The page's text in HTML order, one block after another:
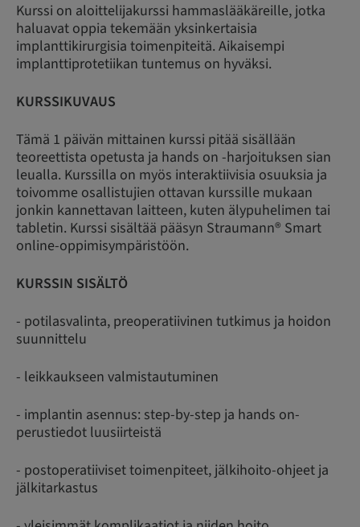
Kurssi on aloittelijakurssi hammaslääkäreille, jotka
haluavat oppia tekemään yksinkertaisia
implanttikirurgisia toimenpiteitä. Aikaisempi
implanttiprotetiikan tuntemus on hyväksi.
KURSSIKUVAUS
Tämä 1 päivän mittainen kurssi pitää sisällään
teoreettista opetusta ja hands on -harjoituksen sian
leualla. Kurssilla on myös interaktiivisia osuuksia ja
toivomme osallistujien ottavan kurssille mukaan
jonkin kannettavan laitteen, kuten älypuhelimen tai
tabletin. Kurssi sisältää pääsyn Straumann® Smart
online-oppimisympäristöön.
KURSSIN SISÄLTÖ
- potilasvalinta, preoperatiivinen tutkimus ja hoidon
suunnittelu
- leikkaukseen valmistautuminen
- implantin asennus: step-by-step ja hands on-
perustiedot luusiirteistä
- postoperatiiviset toimenpiteet, jälkihoito-ohjeet ja
jälkitarkastus